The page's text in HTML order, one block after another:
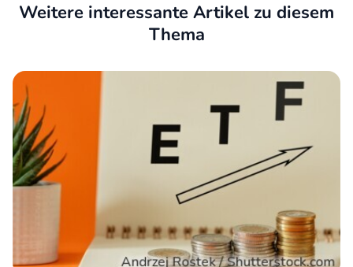
Weitere interessante Artikel zu diesem
Thema